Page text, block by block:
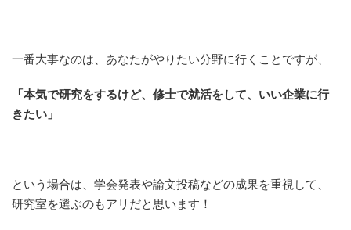
一番大事なのは、あなたがやりたい分野に行くことですが、
「本気で研究をするけど、修士で就活をして、いい企業に行
きたい」
という場合は、学会発表や論文投稿などの成果を重視して、
研究室を選ぶのもアリだと思います！